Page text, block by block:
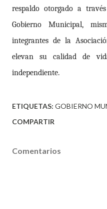
respaldo otorgado a
Gobierno Municipal,
integrantes de la
elevan su calidad de
independiente.
ETIQUETAS: GOBIERNO
COMPARTIR
Comentarios